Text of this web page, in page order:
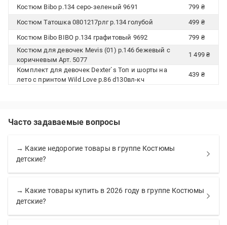
Костюм Bibo р.134 серо-зеленый 9691
799 ₴
Костюм Татошка 0801217рлг р.134 голубой
499 ₴
Костюм Bibo BIBO р.134 графитовый 9692
799 ₴
Костюм для девочек Mevis (01) р.146 бежевый с
коричневым Арт. 5077
1 499 ₴
Комплект для девочек Dexter`s Топ и шорты на
лето с принтом Wild Love р.86 d130вл-кч
439 ₴
Часто задаваемые вопросы
→ Какие недорогие товары в группе Костюмы
детские?
→ Какие товары купить в 2026 году в группе Костюмы
детские?